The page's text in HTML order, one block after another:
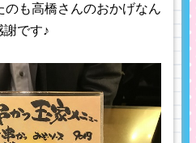
のも高橋さんのおかげなん
です♪